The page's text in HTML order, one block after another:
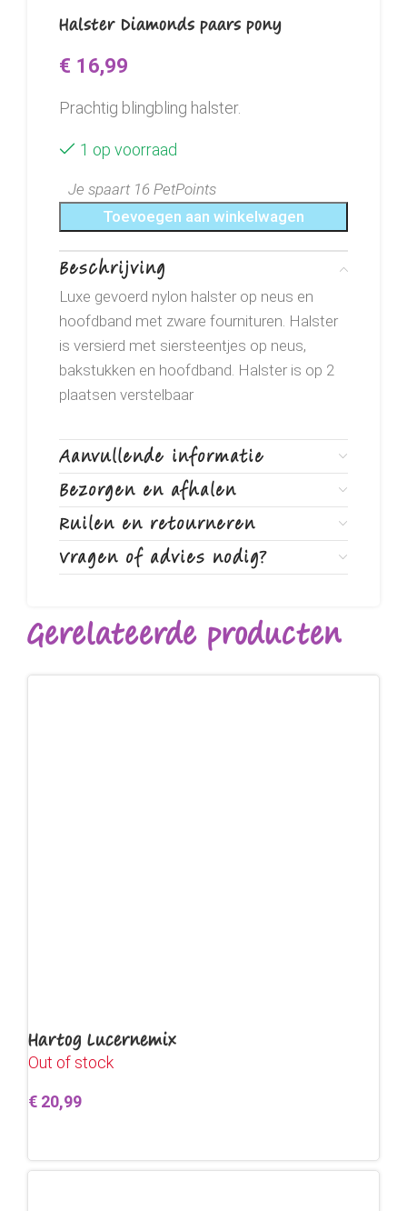
Halster Diamonds paars pony
€ 16,99
Prachtig blingbling halster.
1 op voorraad
Je spaart 16 PetPoints
Toevoegen aan winkelwagen
Beschrijving
Luxe gevoerd nylon halster op neus en
hoofdband met zware fournituren. Halster
is versierd met siersteentjes op neus,
bakstukken en hoofdband. Halster is op 2
plaatsen verstelbaar
Aanvullende informatie
Bezorgen en afhalen
Ruilen en retourneren
Vragen of advies nodig?
Gerelateerde producten
Hartog Lucernemix
Out of stock
€ 20,99